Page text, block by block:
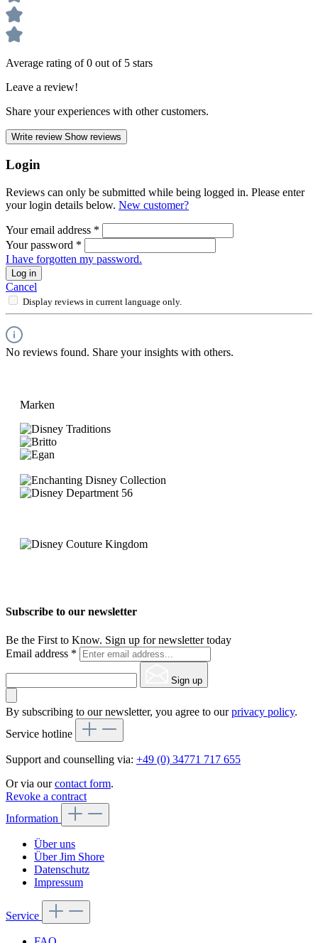
Average rating of 0 out of 5 stars
Leave a review!
Share your experiences with other customers.
Write review Show reviews
Login
Reviews can only be submitted while being logged in. Please enter
your login details below. New customer?
Your email address *
Your password *
I have forgotten my password.
Log in
Cancel
Display reviews in current language only.
No reviews found. Share your insights with others.
Marken
Subscribe to our newsletter
Be the First to Know. Sign up for newsletter today
Email address *
Sign up
By subscribing to our newsletter, you agree to ourprivacy policy.
Service hotline
Support and counselling via: +49 (0) 34771 717 655
Or via ourcontact form.
Revoke a contract
Information
Über uns
Über Jim Shore
Datenschutz
Impressum
Service